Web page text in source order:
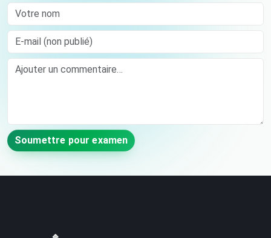
Votre nom
E-mail (non publié)
Comment
Soumettre pour examen